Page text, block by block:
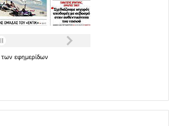
των εφημερίδων